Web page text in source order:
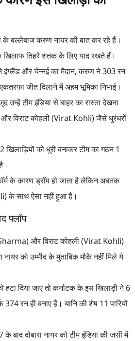
के बल्लेबाज करुण नायर की बात कर रहे हैं।
तिहरे शतक के लिए याद रखते हैं।
इंग्लैंड और चेन्नई का मैदान, करुण ने 303 रन
जीत दिलाने में अहम भूमिका निभाई।
उन्हें टीम इंडिया से बाहर का रास्ता देखना
और विराट कोहली (Virat Kohli) जैसे धुरंधरों
को धुरी बनाकर टीम का गठन 1
के कारण ड्रॉप हो जाता है लेकिन अबतक
के साथ ऐसा नहीं हुआ है।
फ्लॉप
Sharma) और विराट कोहली (Virat Kohli)
को उम्मीद के मुताबिक मौके नहीं मिले ये
हटा दिया जाए तो कर्नाटक के इस खिलाड़ी ने 6
रन ही बनाए हैं। यानि की शेष 11 पारियों
बाद दोबारा नायर को टीम इंडिया की जर्सी में